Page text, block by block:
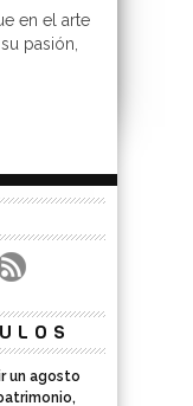
en el arte
pasión,
un agosto